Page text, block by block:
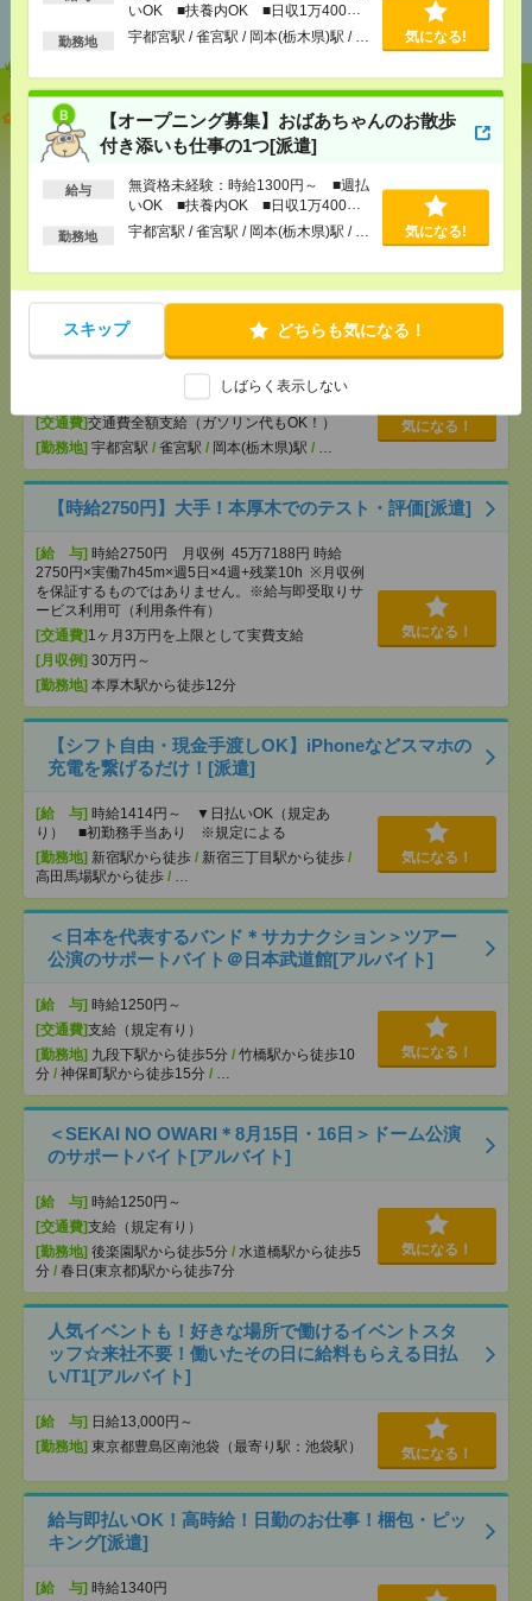
いOK ■扶養内OK ■日収1万400円
以上
勤務地 宇都宮駅 / 雀宮駅 / 岡本(栃木県)駅 / … 気になる!
【オープニング募集】おばあちゃんのお散歩
付き添いも仕事の1つ[派遣]
給与
無資格未経験：時給1300円～ ■週払
いOK ■扶養内OK ■日収1万400円
以上
勤務地 宇都宮駅 / 雀宮駅 / 岡本(栃木県)駅 / … 気になる!
スキップ どちらも気になる！
しばらく表示しない
おすすめ
説明会参加で全員に【現金2千円相当プレゼント】生
活のお手伝い[派遣]
[給 与]無資格未経験：時給1300円～ ■週払い
OK ■扶養内OK ■日収1万400円以上
[交通費] 交通費全額支給（ガソリン代もOK！）
気になる！
【オープニング募集】おばあちゃんのお散歩付き添
いも仕事の1つ[派遣]
無資格未経験：時給1300円～ ■週払い
OK ■扶養内OK ■日収1万400円以上
[交通費]交通費全額支給（ガソリン代もOK！）
[勤務地] 宇都宮駅 / 雀宮駅 / 岡本(栃木県)駅 / …
気になる！
【時給2750円】大手！本厚木でのテスト・評価[派遣]
[給 与] 時給2750円 月収例 45万7188円 時給
2750円×実働7h45m×週5日×4週+残業10h ※月収例
を保証するものではありません。※給与即受取りサ
ービス利用可（利用条件有）
[交通費] 1ヶ月3万円を上限として実費支給
[月収例] 30万円～
[勤務地] 本厚木駅から徒歩12分
気になる！
【シフト自由・現金手渡しOK】iPhoneなどスマホの
充電を繋げるだけ！[派遣]
[給 与] 時給1414円～ ▼日払いOK（規定あ
り） ■初勤務手当あり ※規定による
[勤務地] 新宿駅から徒歩 / 新宿三丁目駅から徒歩 /
高田馬場駅から徒歩 / …
気になる！
＜日本を代表するバンド＊サカナクション＞ツアー
公演のサポートバイト＠日本武道館[アルバイト]
[給 与] 時給1250円～
[交通費]支給（規定有り）
[勤務地] 九段下駅から徒歩5分 / 竹橋駅から徒歩10
分 / 神保町駅から徒歩15分 / …
気になる！
＜SEKAI NO OWARI＊8月15日・16日＞ドーム公演
のサポートバイト[アルバイト]
[給 与] 時給1250円～
[交通費]支給（規定有り）
[勤務地] 後楽園駅から徒歩5分 / 水道橋駅から徒歩5
分 / 春日(東京都)駅から徒歩7分
気になる！
人気イベントも！好きな場所で働けるイベントスタ
ッフ☆来社不要！働いたその日に給料もらえる日払
い/T1[アルバイト]
[給 与] 日給13,000円～
[勤務地] 東京都豊島区南池袋（最寄り駅：池袋駅） 気になる！
給与即払いOK！高時給！日勤のお仕事！梱包・ピッ
キング[派遣]
[給 与] 時給1340円